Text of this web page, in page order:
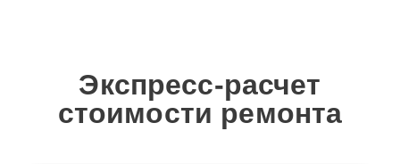
Экспресс-расчет
стоимости ремонта